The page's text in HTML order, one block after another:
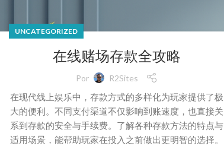
UNCATEGORIZED
在线赌场存款全攻略
Por R2Sites
在现代线上娱乐中，存款方式的多样化为玩家提供了极
大的便利。不同支付渠道不仅影响到账速度，也直接关
系到存款的安全与手续费。了解各种存款方法的特点与
适用场景，能帮助玩家在投入之前做出更明智的选择。